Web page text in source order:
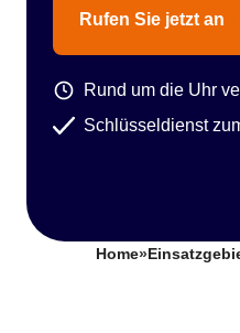
Rufen Sie jetzt an
Rund um die Uhr
Schlüsseldienst
Home»